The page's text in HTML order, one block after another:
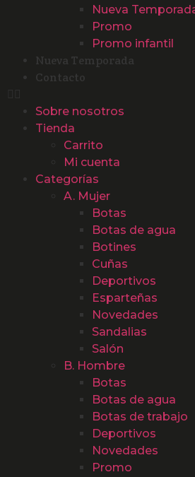
Nueva
Promo
Promo infantil
Nueva Temporada
Contacto
Sobre nosotros
Tienda
Carrito
Mi cuenta
Categorías
A. Mujer
Botas
Botas de agua
Botines
Cuñas
Deportivos
Esparteñas
Novedades
Sandalias
Salón
B. Hombre
Botas
Botas de agua
Botas de trabajo
Deportivos
Novedades
Promo